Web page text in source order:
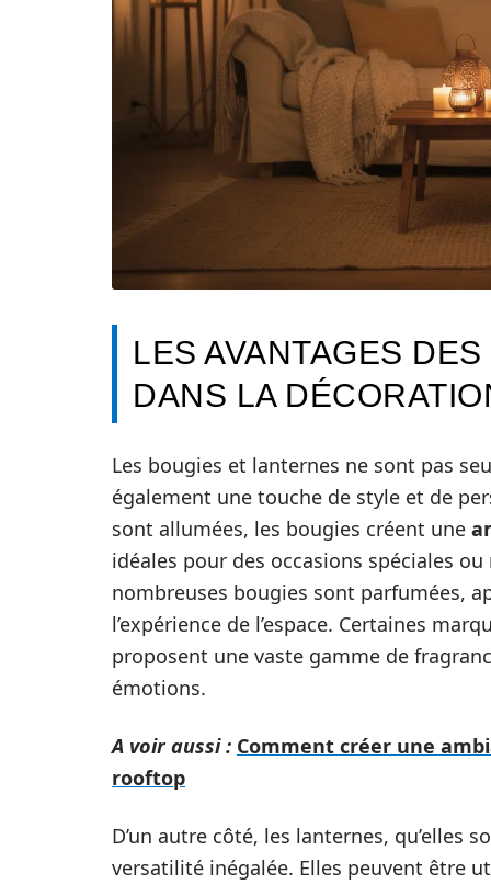
LES AVANTAGES
DANS LA
Les bougies et lanternes ne sont pas
également une touche de style et de
sont allumées, les bougies créent une
idéales pour des occasions spéciales
nombreuses bougies sont parfumées,
l’expérience de l’espace. Certaines
proposent une vaste gamme de
émotions.
A voir aussi : Comment créer une
rooftop
D’un autre côté, les lanternes, qu’elles
versatilité inégalée. Elles peuvent être